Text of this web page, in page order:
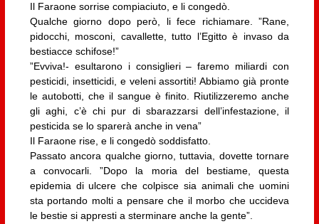
Il Faraone sorrise compiaciuto, e li congedò.
Qualche giorno dopo però, li fece richiamare. ”Rane,
pidocchi, mosconi, cavallette, tutto l’Egitto è invaso da
bestiacce schifose!”
”Evviva!- esultarono i consiglieri – faremo miliardi con
pesticidi, insetticidi, e veleni assortiti! Abbiamo già pronte
le autobotti, che il sangue è finito. Riutilizzeremo anche
gli aghi, c’è chi pur di sbarazzarsi dell’infestazione, il
pesticida se lo sparerà anche in vena”
Il Faraone rise, e li congedò soddisfatto.
Passato ancora qualche giorno, tuttavia, dovette tornare
a convocarli. ”Dopo la moria del bestiame, questa
epidemia di ulcere che colpisce sia animali che uomini
sta portando molti a pensare che il morbo che uccideva
le bestie si appresti a sterminare anche la gente”.